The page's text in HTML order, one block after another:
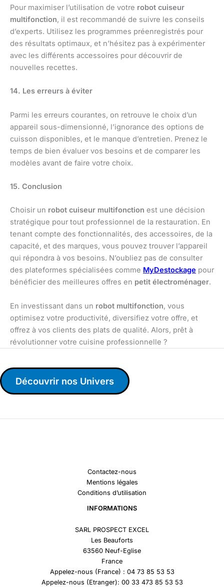
Pour maximiser l’utilisation de votre robot cuiseur
multifonction, il est recommandé de suivre les conseils
d’experts. Utilisez les programmes préenregistrés pour
des résultats optimaux, et n’hésitez pas à expérimenter
avec les différents accessoires pour découvrir de
nouvelles recettes.
14. Les erreurs à éviter
Parmi les erreurs courantes, on retrouve le choix d’un
appareil sous-dimensionné, l’ignorance des options de
cuisson disponibles, et le manque d’entretien. Prenez le
temps de bien évaluer vos besoins et de comparer les
modèles avant de faire votre choix.
15. Conclusion
Choisir un robot cuiseur multifonction est une décision
stratégique pour tout professionnel de la restauration. En
tenant compte des fonctionnalités, des accessoires, de la
capacité, et des marques, vous pouvez trouver l’appareil
qui répondra à vos besoins. N’oubliez pas de consulter
des plateformes spécialisées comme MyDestockage pour
bénéficier des meilleures offres en petit électroménager.
En investissant dans un robot multifonction, vous
optimisez votre productivité, diversifiez votre offre, et
offrez à vos clients des plats de qualité. Alors, prêt à
révolutionner votre cuisine professionnelle ?
Découvrir nos Univers
Contactez-nous
Mentions légales
Conditions d’utilisation
INFORMATIONS
SARL PROSPECT EXCEL
Les Beauforts
63560 Neuf-Eglise
France
Appelez-nous (France) : 04 73 85 53 53
Appelez-nous (Etranger): 00 33 473 85 53 53